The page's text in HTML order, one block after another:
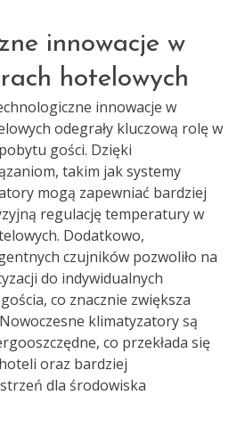
innowacje w
hotelowych
innowacje w
odegrały kluczową rolę w
gości. Dzięki
takim jak systemy
mogą zapewniać bardziej
regulację temperatury w
Dodatkowo,
czujników pozwoliło na
do indywidualnych
co znacznie zwiększa
klimatyzatory są
co przekłada się
oraz bardziej
dla środowiska